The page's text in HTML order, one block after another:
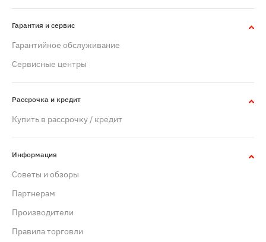
Гарантия и сервис
Гарантийное обслуживание
Сервисные центры
Рассрочка и кредит
Купить в рассрочку / кредит
Информация
Советы и обзоры
Партнерам
Производители
Правила торговли